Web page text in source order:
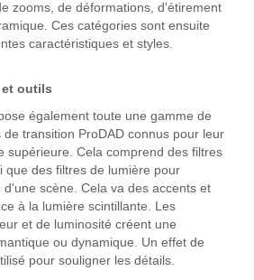
zooms, de déformations, d'étirement
Ces catégories sont ensuite
caractéristiques et styles.
outils
également toute une gamme de
transition ProDAD connus pour leur
supérieure. Cela comprend des filtres
que des filtres de lumière pour
d'une scène. Cela va des accents et
à la lumière scintillante. Les
et de luminosité créent une
ou dynamique. Un effet de
pour souligner les détails.